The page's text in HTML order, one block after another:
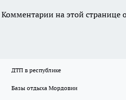
Комментарии на этой странице
ДТП в республике
Базы отдыха Мордовии